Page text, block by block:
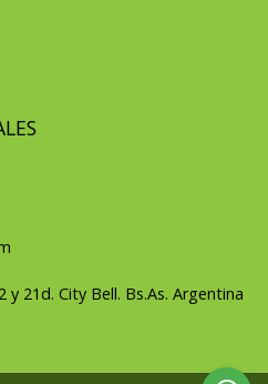
y 21d. City Bell. Bs.As. Argentina